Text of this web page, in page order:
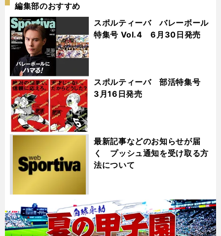
編集部のおすすめ
スポルティーバ バレーボール
特集号 Vol.4 6月30日発売
スポルティーバ 部活特集号
3月16日発売
最新記事などのお知らせが届
く プッシュ通知を受け取る方
法について